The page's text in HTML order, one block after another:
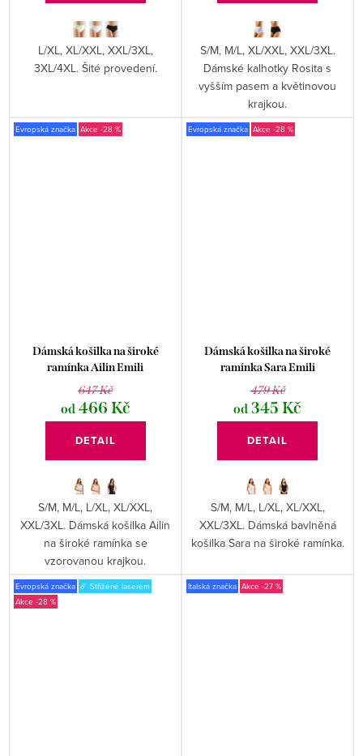
L/XL, XL/XXL, XXL/3XL,
3XL/4XL. Šité provedení.
S/M, M/L, XL/XXL, XXL/3XL.
Dámské kalhotky Rosita s
vyšším pasem a květinovou
krajkou.
Evropská značka -28 %
Dámská košilka na široké
ramínka Ailin Emili
647 Kč
od466 Kč
DETAIL
S/M, M/L, L/XL, XL/XXL,
XXL/3XL. Dámská košilka Ailin
na široké ramínka se
vzorovanou krajkou.
Evropská značka -28 %
Dámská košilka na široké
ramínka Sara Emili
479 Kč
od 345 Kč
DETAIL
S/M, M/L, L/XL, XL/XXL,
XXL/3XL. Dámská bavlněná
košilka Sara na široké ramínka.
Evropská značka ☄️ Střižené laserem
-28 %
Italská značka -27 %